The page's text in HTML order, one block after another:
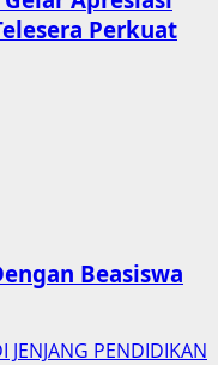
Perkuat
Beasiswa
JENJANG PENDIDIKAN